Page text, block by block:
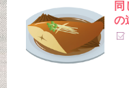
同
の